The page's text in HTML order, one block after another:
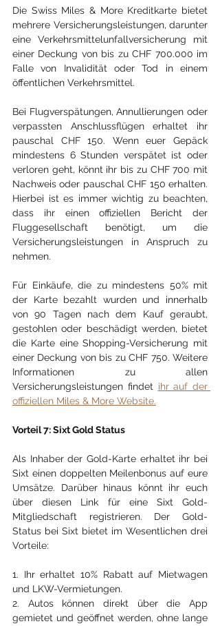
Die Swiss Miles & More Kreditkarte bietet
mehrere Versicherungsleistungen, darunter
eine Verkehrsmittelunfallversicherung mit
einer Deckung von bis zu CHF 700.000 im
Falle von Invalidität oder Tod in einem
öffentlichen Verkehrsmittel.
Bei Flugverspätungen, Annullierungen oder
verpassten Anschlussflügen erhaltet ihr
pauschal CHF 150. Wenn euer Gepäck
mindestens 6 Stunden verspätet ist oder
verloren geht, könnt ihr bis zu CHF 700 mit
Nachweis oder pauschal CHF 150 erhalten.
Hierbei ist es immer wichtig zu beachten,
dass ihr einen offiziellen Bericht der
Fluggesellschaft benötigt, um die
Versicherungsleistungen in Anspruch zu
nehmen.
Für Einkäufe, die zu mindestens 50% mit
der Karte bezahlt wurden und innerhalb
von 90 Tagen nach dem Kauf geraubt,
gestohlen oder beschädigt werden, bietet
die Karte eine Shopping-Versicherung mit
einer Deckung von bis zu CHF 750. Weitere
Informationen zu allen
Versicherungsleistungen findet ihr auf der
offiziellen Miles & More Website.
Vorteil 7: Sixt Gold Status
Als Inhaber der Gold-Karte erhaltet ihr bei
Sixt einen doppelten Meilenbonus auf eure
Umsätze. Darüber hinaus könnt ihr euch
über diesen Link für eine Sixt Gold-
Mitgliedschaft registrieren. Der Gold-
Status bei Sixt bietet im Wesentlichen drei
Vorteile:
1. Ihr erhaltet 10% Rabatt auf Mietwagen
und LKW-Vermietungen.
2. Autos können direkt über die App
gemietet und geöffnet werden, ohne lange